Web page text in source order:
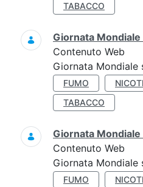
TABACCO
Giornata
Contenuto Web
Giornata Mondiale
FUMO
TABACCO
Giornata
Contenuto Web
Giornata Mondiale
FUMO